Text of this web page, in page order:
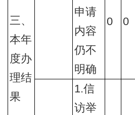
三、
本年
度办
理结
果
申请
内容
仍不
明确
0 0
1.信
访举